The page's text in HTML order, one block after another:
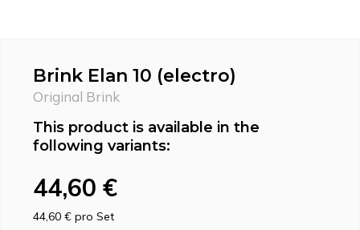
Brink Elan 10 (electro)
Original Brink
This product is available in the
following variants:
44,60 €
44,60 € pro Set